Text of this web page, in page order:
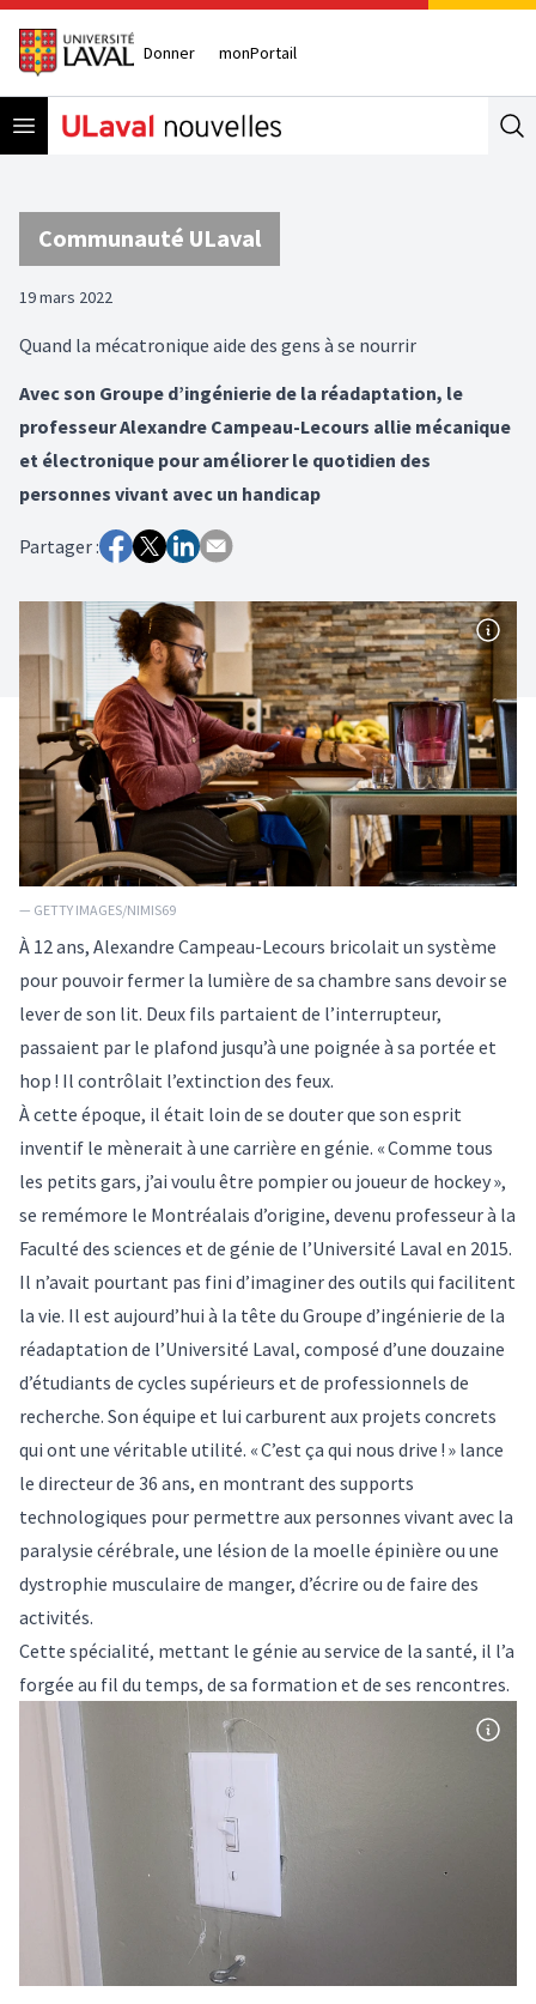
Donner monPortail
Open menu
Communauté ULaval
19 mars 2022
Quand la mécatronique aide des gens à se nourrir
Avec son Groupe d’ingénierie de la réadaptation, le
professeur Alexandre Campeau-Lecours allie mécanique
et électronique pour améliorer le quotidien des
personnes vivant avec un handicap
Partager :
— GETTY IMAGES/NIMIS69
À 12 ans, Alexandre Campeau-Lecours bricolait un système
pour pouvoir fermer la lumière de sa chambre sans devoir se
lever de son lit. Deux fils partaient de l’interrupteur,
passaient par le plafond jusqu’à une poignée à sa portée et
hop ! Il contrôlait l’extinction des feux.
À cette époque, il était loin de se douter que son esprit
inventif le mènerait à une carrière en génie. « Comme tous
les petits gars, j’ai voulu être pompier ou joueur de hockey »,
se remémore le Montréalais d’origine, devenu professeur à la
Faculté des sciences et de génie de l’Université Laval en 2015.
Il n’avait pourtant pas fini d’imaginer des outils qui facilitent
la vie. Il est aujourd’hui à la tête du Groupe d’ingénierie de la
réadaptation de l’Université Laval, composé d’une douzaine
d’étudiants de cycles supérieurs et de professionnels de
recherche. Son équipe et lui carburent aux projets concrets
qui ont une véritable utilité. « C’est ça qui nous drive ! » lance
le directeur de 36 ans, en montrant des supports
technologiques pour permettre aux personnes vivant avec la
paralysie cérébrale, une lésion de la moelle épinière ou une
dystrophie musculaire de manger, d’écrire ou de faire des
activités.
Cette spécialité, mettant le génie au service de la santé, il l’a
forgée au fil du temps, de sa formation et de ses rencontres.